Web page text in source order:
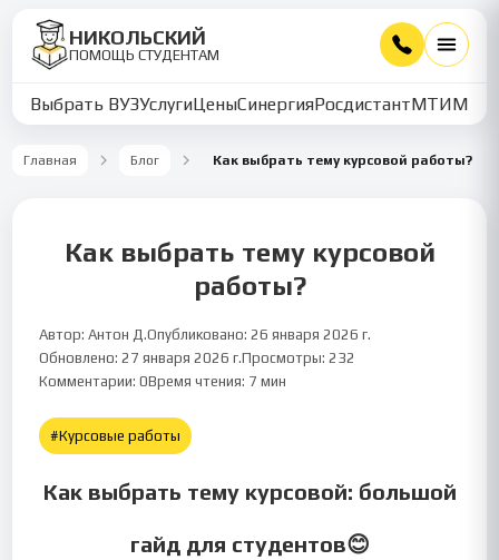
НИКОЛЬСКИЙ
ПОМОЩЬ СТУДЕНТАМ
Выбрать ВУЗУслугиЦеныСинергияРосдистантМТИММУ
Главная Блог Как выбрать тему курсовой работы?
Как выбрать тему курсовой
работы?
Автор:Антон Д.Опубликовано:26 января 2026 г.
Обновлено:27 января 2026 г.Просмотры:232
Комментарии:0Время чтения: 7 мин
Курсовые работы 7мин чтения
#Курсовые работы
Как выбрать тему курсовой: большой
гайд для студентов😊